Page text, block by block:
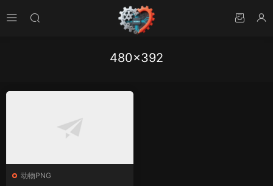
480×392
动物PNG